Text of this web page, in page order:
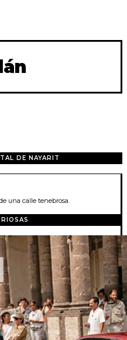
DE NAYARIT
una calle tenebrosa.